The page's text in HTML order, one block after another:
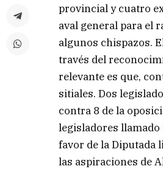
provincial y cuatro
aval general para el
algunos chispazos.
través del
relevante es que,
sitiales. Dos
contra 8 de la
legisladores llamado
favor de la Diputada
las aspiraciones de